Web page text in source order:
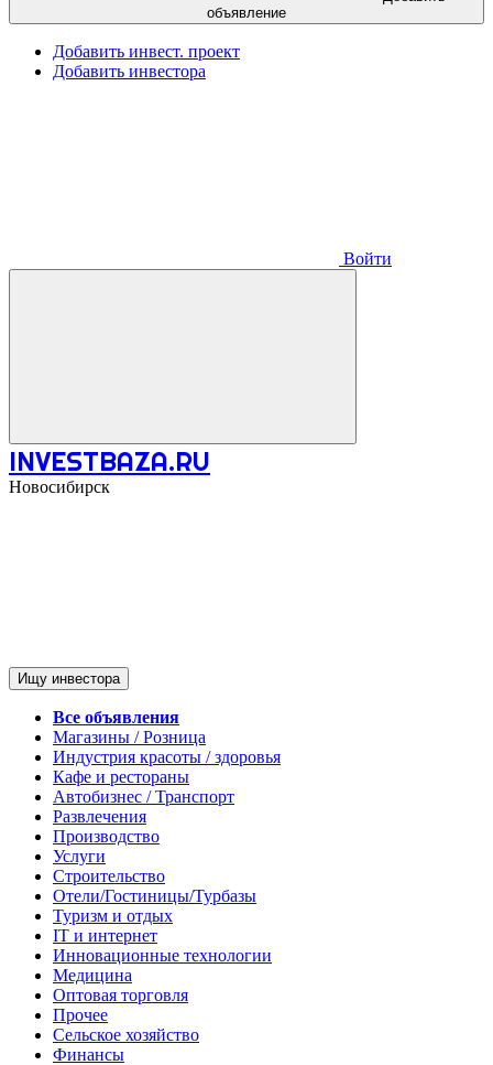
объявление
Добавить инвест. проект
Добавить инвестора
Войти
INVESTBAZA.RU
Новосибирск
Ищу инвестора
Все объявления
Магазины / Розница
Индустрия красоты / здоровья
Кафе и рестораны
Автобизнес / Транспорт
Развлечения
Производство
Услуги
Строительство
Отели/Гостиницы/Турбазы
Туризм и отдых
IT и интернет
Инновационные технологии
Медицина
Оптовая торговля
Прочее
Сельское хозяйство
Финансы